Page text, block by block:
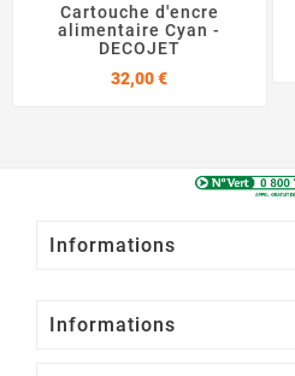
Cartouche d'encre
alimentaire Cyan -
DECOJET
32,00 €Prix
Informations
Informations